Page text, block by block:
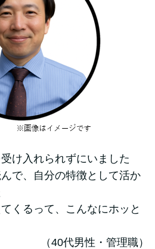
け入れられずにいました
で、自分の特徴として活か
くるって、こんなにホッと
（40代男性・管理職）